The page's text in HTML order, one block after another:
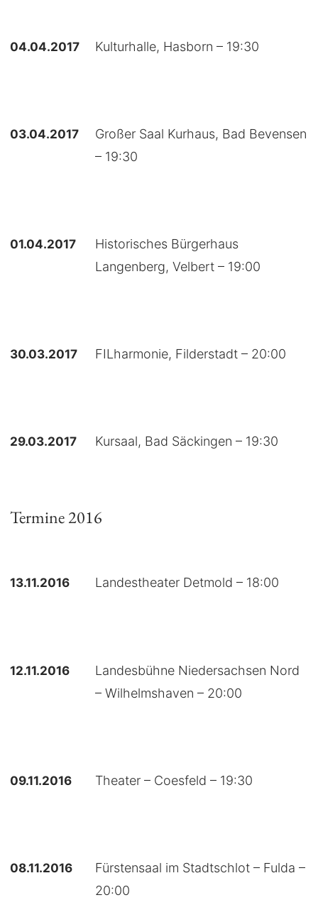
04.04.2017 Kulturhalle, Hasborn – 19:30
03.04.2017
Großer Saal Kurhaus, Bad Bevensen
– 19:30
01.04.2017
Historisches Bürgerhaus
Langenberg, Velbert – 19:00
30.03.2017 FILharmonie, Filderstadt – 20:00
29.03.2017 Kursaal, Bad Säckingen – 19:30
Termine 2016
13.11.2016 Landestheater Detmold – 18:00
12.11.2016
Landesbühne Niedersachsen Nord
– Wilhelmshaven – 20:00
09.11.2016 Theater – Coesfeld – 19:30
08.11.2016
Fürstensaal im Stadtschlot – Fulda –
20:00